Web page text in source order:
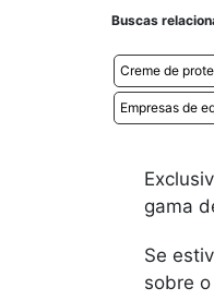
Buscas
Creme de
Empresas de
gama
Se
sobre